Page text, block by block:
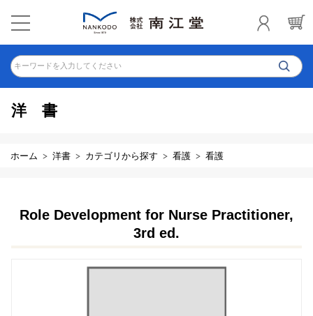
キーワードを入力してください
洋書
ホーム 洋書 カテゴリから探す 看護 看護
Role Development for Nurse Practitioner,
3rd ed.